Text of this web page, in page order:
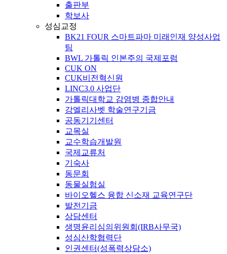
출판부
학보사
성심교정
BK21 FOUR 스마트파마 미래인재 양성사업
팀
BWL 가톨릭 인본주의 국제포럼
CUK ON
CUK비전혁신원
LINC3.0 사업단
가톨릭대학교 감염병 종합안내
강엘리사벳 학술연구기금
공동기기센터
교목실
교수학습개발원
국제교류처
기숙사
동문회
동물실험실
바이오헬스 융합 신소재 교육연구단
발전기금
상담센터
생명윤리심의위원회(IRB사무국)
성심산학협력단
인권센터(성폭력상담소)